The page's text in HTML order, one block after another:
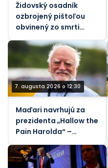
Židovský osadník
ozbrojený pištoľou
obvinený zo smrti
vodcu komunity na
Západnom brehu
Jordánu (VIDEÁ)
7. augusta 2026 o 12:30
Maďari navrhujú za
prezidenta „Hallow the
Pain Harolda“ –
Guardian